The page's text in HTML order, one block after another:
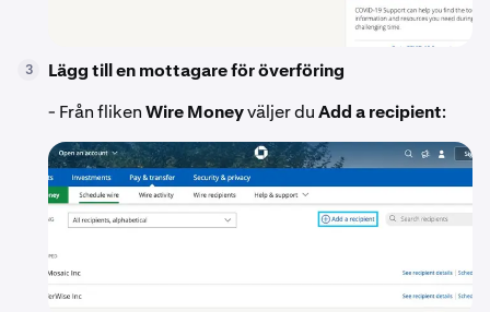
3
Lägg till en mottagare för överföring
- Från flikenWire Moneyväljer duAdd a recipient: